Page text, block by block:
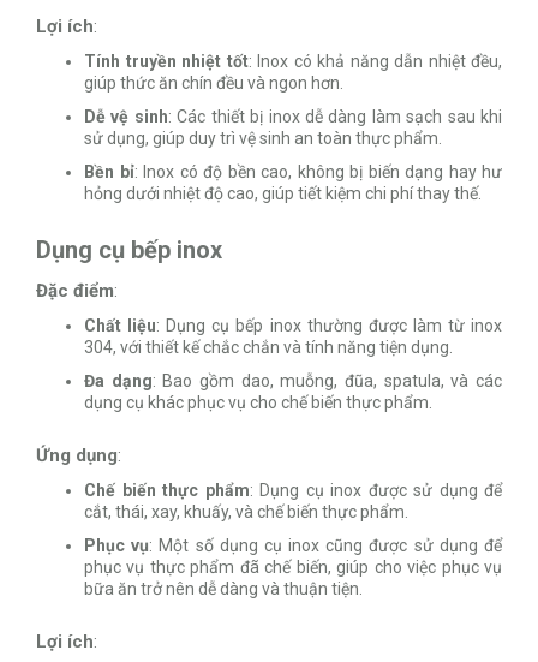
Lợi ích:
Tính truyền nhiệt tốt: Inox có khả năng dẫn nhiệt đều,
giúp thức ăn chín đều và ngon hơn.
Dễ vệ sinh: Các thiết bị inox dễ dàng làm sạch sau khi
sử dụng, giúp duy trì vệ sinh an toàn thực phẩm.
Bền bỉ: Inox có độ bền cao, không bị biến dạng hay hư
hỏng dưới nhiệt độ cao, giúp tiết kiệm chi phí thay thế.
Dụng cụ bếp inox
Đặc điểm:
Chất liệu: Dụng cụ bếp inox thường được làm từ inox
304, với thiết kế chắc chắn và tính năng tiện dụng.
Đa dạng: Bao gồm dao, muỗng, đũa, spatula, và các
dụng cụ khác phục vụ cho chế biến thực phẩm.
Ứng dụng:
Chế biến thực phẩm: Dụng cụ inox được sử dụng để
cắt, thái, xay, khuấy, và chế biến thực phẩm.
Phục vụ: Một số dụng cụ inox cũng được sử dụng để
phục vụ thực phẩm đã chế biến, giúp cho việc phục vụ
bữa ăn trở nên dễ dàng và thuận tiện.
Lợi ích: